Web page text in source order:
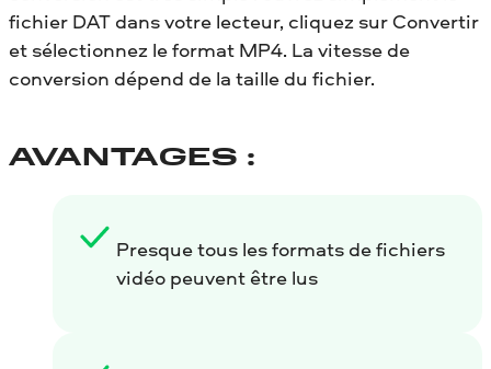
fichier DAT dans votre lecteur, cliquez sur Convertir
et sélectionnez le format MP4. La vitesse de
conversion dépend de la taille du fichier.
AVANTAGES :
Presque tous les formats de fichiers
vidéo peuvent être lus